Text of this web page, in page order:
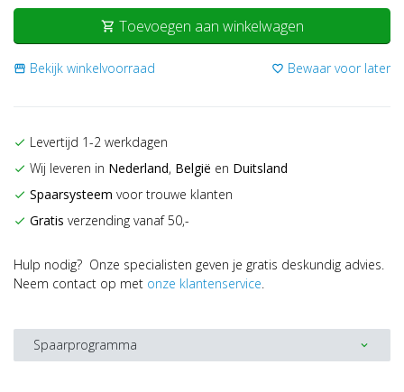
shopping_cart Toevoegen aan winkelwagen
storefront Bekijk winkelvoorraad favorite_border Bewaar voor later
check Levertijd 1-2 werkdagen
check Wij leveren in Nederland, België en Duitsland
check Spaarsysteem voor trouwe klanten
check Gratis verzending vanaf 50,-
Hulp nodig? Onze specialisten geven je gratis deskundig advies.
Neem contact op met onze klantenservice.
Spaarprogramma expand_more